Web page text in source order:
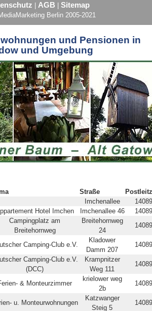
AGB Sitemap
Berlin 2005-2021
und Pensionen in
und Umgebung
Straße
Imchenallee
14089
Hotel Imchen Imchenallee 46
14089
Campingplatz am
Breitehornweg
Breitehornweg
24
14089
Camping-Club e.V.
Kladower
Damm 207
14089
Camping-Club e.V.
(DCC)
Krampnitzer
Weg 111
14089
& Monteurzimmer
krielower weg
2b
14089
u. Monteurwohnungen
Katzwanger
Steig 5
14089